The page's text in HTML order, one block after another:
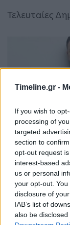
Timeline.gr -
If you wish to
processing of
targeted
section to
opt-out request
interest-based
us or personal
your opt-out.
disclosure of
IAB’s list of
also be
Τελευταίες
Σε νέα
20:14 - 15